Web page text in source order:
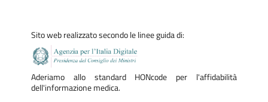
Sito web realizzato secondo le linee guida di:
Aderiamo allo standard HONcode per l'affidabilità
dell'informazione medica.